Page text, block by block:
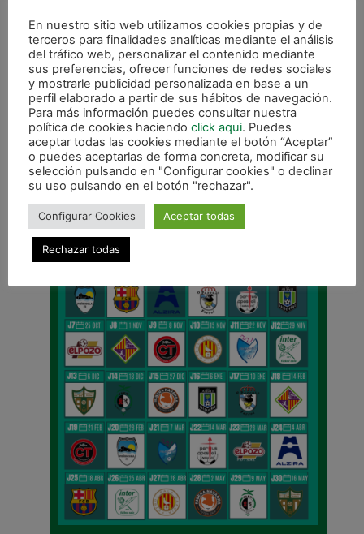
ANTERIOR
Las Senior pierden por la mínima en Artajona
CALENDARIO DE LIGA
En nuestro sitio web utilizamos cookies propias y de
terceros para finalidades analíticas mediante el análisis
del tráfico web, personalizar el contenido mediante
sus preferencias, ofrecer funciones de redes sociales
y mostrarle publicidad personalizada en base a un
perfil elaborado a partir de sus hábitos de navegación.
Para más información puedes consultar nuestra
política de cookies haciendo click aqui. Puedes
aceptar todas las cookies mediante el botón “Aceptar”
o puedes aceptarlas de forma concreta, modificar su
selección pulsando en "Configurar cookies" o declinar
su uso pulsando en el botón "rechazar".
Configurar Cookies Aceptar todas
Rechazar todas